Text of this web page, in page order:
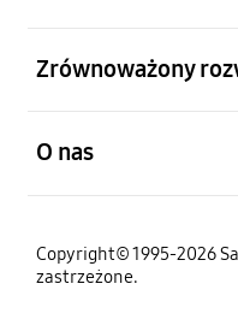
Zrównoważony
O nas
Copyright© 1995-2026
zastrzeżone.